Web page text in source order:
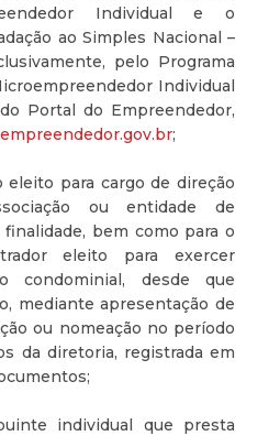
Individual e o
ao Simples Nacional –
pelo Programa
Individual
Portal do Empreendedor,
;
eleito para cargo de direção
ou entidade de
bem como para o
eleito para exercer
condominial, desde que
mediante apresentação de
ou nomeação no período
da diretoria, registrada em
individual que presta